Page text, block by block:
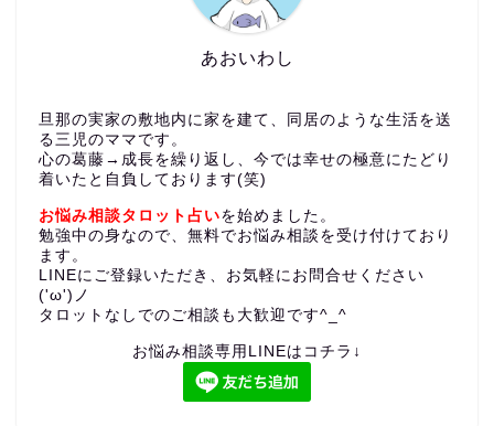
あおいわし
旦那の実家の敷地内に家を建て、同居のような生活を送
る三児のママです。
心の葛藤→成長を繰り返し、今では幸せの極意にたどり
着いたと自負しております(笑)
お悩み相談タロット占いを始めました。
勉強中の身なので、無料でお悩み相談を受け付けており
ます。
LINEにご登録いただき、お気軽にお問合せください
('ω')ノ
タロットなしでのご相談も大歓迎です^_^
お悩み相談専用LINEはコチラ↓